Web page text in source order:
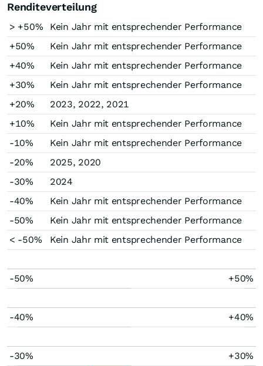
Renditeverteilung
> +50%
Kein Jahr mit entsprechender Performance
+50%
Kein Jahr mit entsprechender Performance
+40%
Kein Jahr mit entsprechender Performance
+30%
Kein Jahr mit entsprechender Performance
+20%
2023, 2022, 2021
+10%
Kein Jahr mit entsprechender Performance
-10%
Kein Jahr mit entsprechender Performance
-20%
2025, 2020
-30%
2024
-40%
Kein Jahr mit entsprechender Performance
-50%
Kein Jahr mit entsprechender Performance
< -50%
Kein Jahr mit entsprechender Performance
-50% +50%
-40% +40%
-30% +30%